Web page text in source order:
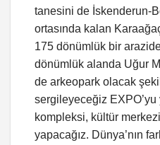
tanesini de İskenderun-
ortasında kalan
175 dönümlük bir
dönümlük alanda Uğur
de arkeopark olacak
sergileyeceğiz
kompleksi, kültür
yapacağız. Dünya’nın